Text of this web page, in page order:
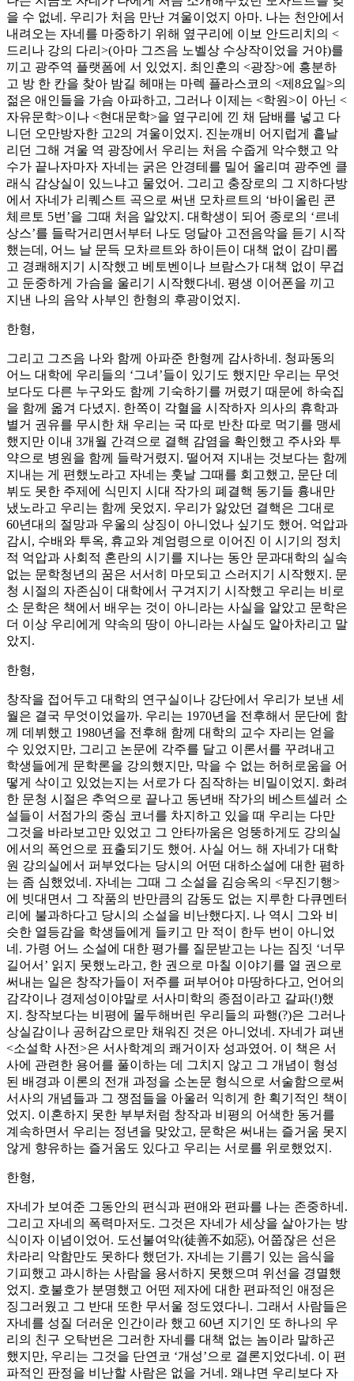
을 수 없네. 우리가 처음 만난 겨울이었지 아마. 나는 천안에서
내려오는 자네를 마중하기 위해 옆구리에 이보 안드리치의 <
드리나 강의 다리>(아마 그즈음 노벨상 수상작이었을 거야)를
끼고 광주역 플랫폼에 서 있었지. 최인훈의 <광장>에 흥분하
고 방 한 칸을 찾아 밤길 헤매는 마렉 플라스코의 <제8요일>의
젊은 애인들을 가슴 아파하고, 그러나 이제는 <학원>이 아닌 <
자유문학>이나 <현대문학>을 옆구리에 낀 채 담배를 넣고 다
니던 오만방자한 고2의 겨울이었지. 진눈깨비 어지럽게 흩날
리던 그해 겨울 역 광장에서 우리는 처음 수줍게 악수했고 악
수가 끝나자마자 자네는 굵은 안경테를 밀어 올리며 광주엔 클
래식 감상실이 있느냐고 물었어. 그리고 충장로의 그 지하다방
에서 자네가 리퀘스트 곡으로 써낸 모차르트의 ‘바이올린 콘
체르토 5번’을 그때 처음 알았지. 대학생이 되어 종로의 ‘르네
상스’를 들락거리면서부터 나도 덩달아 고전음악을 듣기 시작
했는데, 어느 날 문득 모차르트와 하이든이 대책 없이 감미롭
고 경쾌해지기 시작했고 베토벤이나 브람스가 대책 없이 무겁
고 둔중하게 가슴을 울리기 시작했다네. 평생 이어폰을 끼고
지낸 나의 음악 사부인 한형의 후광이었지.
한형,
그리고 그즈음 나와 함께 아파준 한형께 감사하네. 청파동의
어느 대학에 우리들의 ‘그녀’들이 있기도 했지만 우리는 무엇
보다도 다른 누구와도 함께 기숙하기를 꺼렸기 때문에 하숙집
을 함께 옮겨 다녔지. 한쪽이 각혈을 시작하자 의사의 휴학과
별거 권유를 무시한 채 우리는 국 따로 반찬 따로 먹기를 맹세
했지만 이내 3개월 간격으로 결핵 감염을 확인했고 주사와 투
약으로 병원을 함께 들락거렸지. 떨어져 지내는 것보다는 함께
지내는 게 편했노라고 자네는 훗날 그때를 회고했고, 문단 데
뷔도 못한 주제에 식민지 시대 작가의 폐결핵 동기들 흉내만
냈노라고 우리는 함께 웃었지. 우리가 앓았던 결핵은 그대로
60년대의 절망과 우울의 상징이 아니었나 싶기도 했어. 억압과
감시, 수배와 투옥, 휴교와 계엄령으로 이어진 이 시기의 정치
적 억압과 사회적 혼란의 시기를 지나는 동안 문과대학의 실속
없는 문학청년의 꿈은 서서히 마모되고 스러지기 시작했지. 문
청 시절의 자존심이 대학에서 구겨지기 시작했고 우리는 비로
소 문학은 책에서 배우는 것이 아니라는 사실을 알았고 문학은
더 이상 우리에게 약속의 땅이 아니라는 사실도 알아차리고 말
았지.
한형,
창작을 접어두고 대학의 연구실이나 강단에서 우리가 보낸 세
월은 결국 무엇이었을까. 우리는 1970년을 전후해서 문단에 함
께 데뷔했고 1980년을 전후해 함께 대학의 교수 자리는 얻을
수 있었지만, 그리고 논문에 각주를 달고 이론서를 꾸려내고
학생들에게 문학론을 강의했지만, 막을 수 없는 허허로움을 어
떻게 삭이고 있었는지는 서로가 다 짐작하는 비밀이었지. 화려
한 문청 시절은 추억으로 끝나고 동년배 작가의 베스트셀러 소
설들이 서점가의 중심 코너를 차지하고 있을 때 우리는 다만
그것을 바라보고만 있었고 그 안타까움은 엉뚱하게도 강의실
에서의 폭언으로 표출되기도 했어. 사실 어느 해 자네가 대학
원 강의실에서 퍼부었다는 당시의 어떤 대하소설에 대한 폄하
는 좀 심했었네. 자네는 그때 그 소설을 김승옥의 <무진기행>
에 빗대면서 그 작품의 반만큼의 감동도 없는 지루한 다큐멘터
리에 불과하다고 당시의 소설을 비난했다지. 나 역시 그와 비
슷한 열등감을 학생들에게 들키고 만 적이 한두 번이 아니었
네. 가령 어느 소설에 대한 평가를 질문받고는 나는 짐짓 ‘너무
길어서’ 읽지 못했노라고, 한 권으로 마칠 이야기를 열 권으로
써내는 일은 창작가들이 저주를 퍼부어야 마땅하다고, 언어의
감각이나 경제성이야말로 서사미학의 종점이라고 갈파(!)했
지. 창작보다는 비평에 몰두해버린 우리들의 파행(?)은 그러나
상실감이나 공허감으로만 채워진 것은 아니었네. 자네가 펴낸
<소설학 사전>은 서사학계의 쾌거이자 성과였어. 이 책은 서
사에 관련한 용어를 풀이하는 데 그치지 않고 그 개념이 형성
된 배경과 이론의 전개 과정을 소논문 형식으로 서술함으로써
서사의 개념들과 그 쟁점들을 아울러 익히게 한 획기적인 책이
었지. 이혼하지 못한 부부처럼 창작과 비평의 어색한 동거를
계속하면서 우리는 정년을 맞았고, 문학은 써내는 즐거움 못지
않게 향유하는 즐거움도 있다고 우리는 서로를 위로했었지.
한형,
자네가 보여준 그동안의 편식과 편애와 편파를 나는 존중하네.
그리고 자네의 폭력마저도. 그것은 자네가 세상을 살아가는 방
식이자 이념이었어. 도선불여악(徒善不如惡), 어쭙잖은 선은
차라리 악함만도 못하다 했던가. 자네는 기름기 있는 음식을
기피했고 과시하는 사람을 용서하지 못했으며 위선을 경멸했
었지. 호불호가 분명했고 어떤 제자에 대한 편파적인 애정은
징그러웠고 그 반대 또한 무서울 정도였다니. 그래서 사람들은
자네를 성질 더러운 인간이라 했고 60년 지기인 또 하나의 우
리의 친구 오탁번은 그러한 자네를 대책 없는 놈이라 말하곤
했지만, 우리는 그것을 단연코 ‘개성’으로 결론지었다네. 이 편
파적인 판정을 비난할 사람은 없을 거네. 왜냐면 우리보다 자